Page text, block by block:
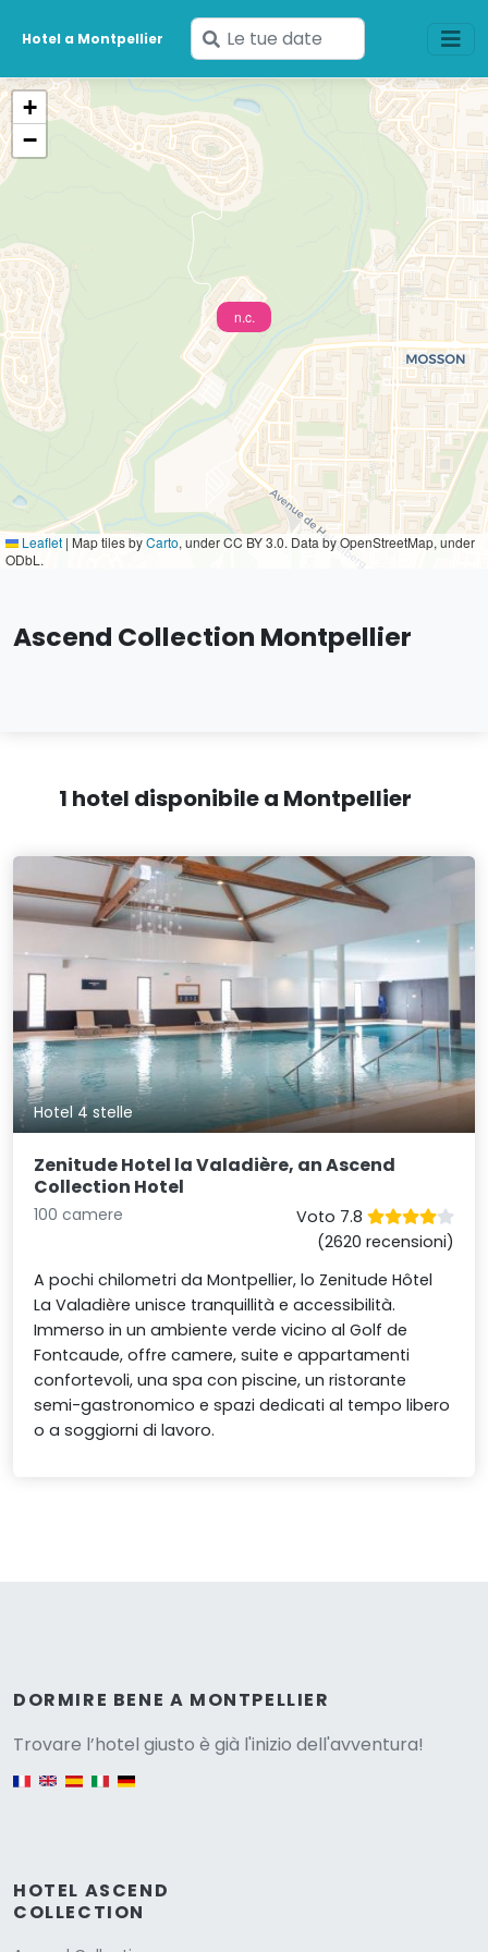
Hotel a Montpellier
Inserisci
le
tue
date
n.c.
+
−
Leaflet | Map tiles byCarto, under CC BY 3.0. Data by OpenStreetMap, under
ODbL.
Ascend Collection Montpellier
1 hotel disponibile a Montpellier
Hotel 4 stelle
Zenitude Hotel la Valadière, an Ascend
Collection Hotel
100 camere
Voto 7.8
(2620 recensioni)
A pochi chilometri da Montpellier, lo Zenitude Hôtel
La Valadière unisce tranquillità e accessibilità.
Immerso in un ambiente verde vicino al Golf de
Fontcaude, offre camere, suite e appartamenti
confortevoli, una spa con piscine, un ristorante
semi-gastronomico e spazi dedicati al tempo libero
o a soggiorni di lavoro.
DORMIRE BENE A MONTPELLIER
Trovare l’hotel giusto è già l'inizio dell'avventura!
HOTEL ASCEND
COLLECTION